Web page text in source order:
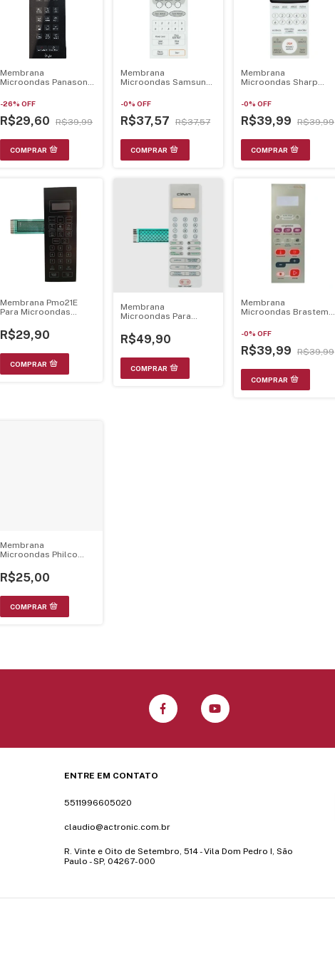
Membrana
Microondas Panasonic
21.28.094
-26% OFF
R$29,60 R$39,99
Membrana
Microondas Samsung
21.31.030
-0% OFF
R$37,57 R$37,57
Membrana
Microondas Sharp
21.33.010
-0% OFF
R$39,99 R$39,99
Membrana Pmo21E
Para Microondas
R$29,90
Membrana
Microondas Para
R$49,90
Membrana
Microondas Brastemp
-0% OFF
R$39,99 R$39,99
Membrana
Microondas Philco
Original Galanz
R$25,00
ENTRE EM CONTATO
5511996605020
claudio@actronic.com.br
R. Vinte e Oito de Setembro, 514 - Vila Dom Pedro I, São
Paulo - SP, 04267-000